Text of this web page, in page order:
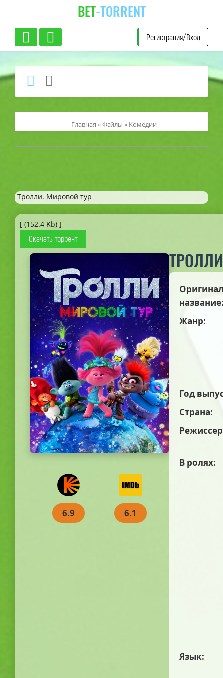
BET-TORRENT
Регистрация/Вход
Главная »Файлы » Комедии
Тролли. Мировой тур
[ (152.4 Kb) ]
Скачать торрент
6.9 6.1
название:
Жанр:
Год
Страна:
В ролях:
Язык: